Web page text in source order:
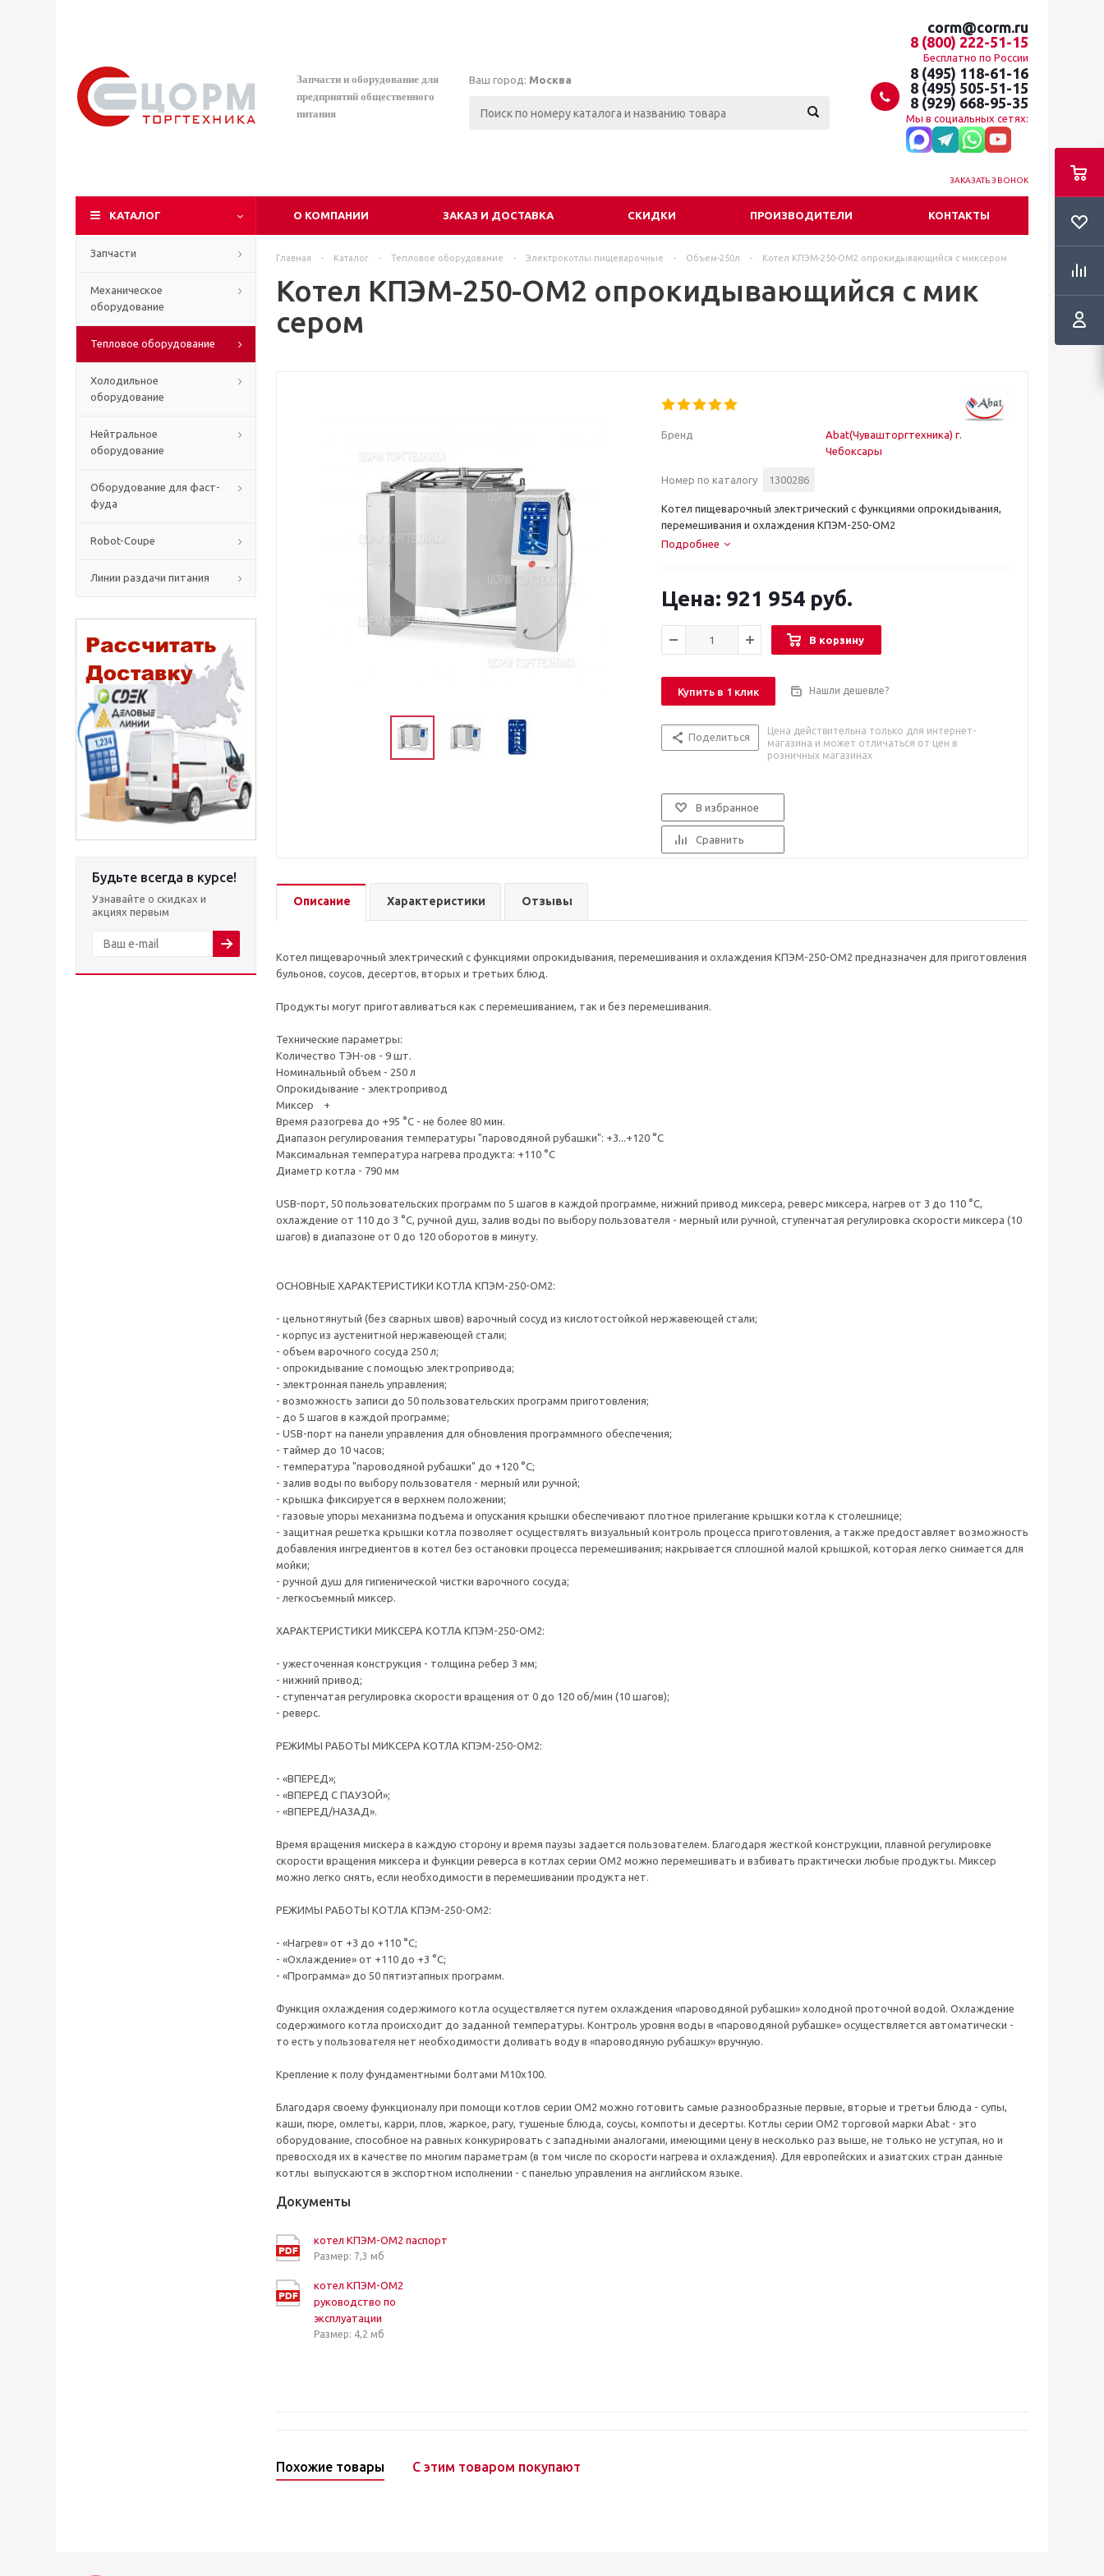
Запчасти и оборудование для
предприятий общественного
питания
Ваш город: Москва
corm@corm.ru
8 (800) 222-51-15
Бесплатно по России
8 (495) 118-61-16
8 (495) 505-51-15
8 (929) 668-95-35
Мы в социальных сетях:
ЗАКАЗАТЬ ЗВОНОК
КАТАЛОГ О КОМПАНИИ ЗАКАЗ И ДОСТАВКА СКИДКИ ПРОИЗВОДИТЕЛИ КОНТАКТЫ
Запчасти
Механическое
оборудование
Тепловое оборудование
Холодильное
оборудование
Нейтральное
оборудование
Оборудование для фаст-
фуда
Robot-Coupe
Линии раздачи питания
Будьте всегда в курсе!
Узнавайте о скидках и
акциях первым
Главная - Каталог - Тепловое оборудование - Электрокотлы пищеварочные - Объем-250л - Котел КПЭМ-250-ОМ2 опрокидывающийся с миксером
Котел КПЭМ-250-ОМ2 опрокидывающийся с мик
сером
Бренд
Abat(Чувашторгтехника) г.
Чебоксары
Номер по каталогу 1300286
Котел пищеварочный электрический с функциями опрокидывания,
перемешивания и охлаждения КПЭМ-250-ОМ2
Подробнее
921 954 руб.
В корзину
Купить в 1 клик Нашли дешевле?
Поделиться
Цена действительна только для интернет-
магазина и может отличаться от цен в
розничных магазинах
В избранное
Сравнить
Описание Характеристики Отзывы
Котел пищеварочный электрический с функциями опрокидывания, перемешивания и охлаждения КПЭМ-250-ОМ2 предназначен для приготовления
бульонов, соусов, десертов, вторых и третьих блюд.
Продукты могут приготавливаться как с перемешиванием, так и без перемешивания.
Технические параметры:
Количество ТЭН-ов - 9 шт.
Номинальный объем - 250 л
Опрокидывание - электропривод
Миксер +
Время разогрева до +95 °C - не более 80 мин.
Диапазон регулирования температуры "пароводяной рубашки": +3...+120 °C
Максимальная температура нагрева продукта: +110 °C
Диаметр котла - 790 мм
USB-порт, 50 пользовательских программ по 5 шагов в каждой программе, нижний привод миксера, реверс миксера, нагрев от 3 до 110 °С,
охлаждение от 110 до 3 °С, ручной душ, залив воды по выбору пользователя - мерный или ручной, ступенчатая регулировка скорости миксера (10
шагов) в диапазоне от 0 до 120 оборотов в минуту.
ОСНОВНЫЕ ХАРАКТЕРИСТИКИ КОТЛА КПЭМ-250-ОМ2:
- цельнотянутый (без сварных швов) варочный сосуд из кислотостойкой нержавеющей стали;
- корпус из аустенитной нержавеющей стали;
- объем варочного сосуда 250 л;
- опрокидывание с помощью электропривода;
- электронная панель управления;
- возможность записи до 50 пользовательских программ приготовления;
- до 5 шагов в каждой программе;
- USB-порт на панели управления для обновления программного обеспечения;
- таймер до 10 часов;
- температура "пароводяной рубашки" до +120 °С;
- залив воды по выбору пользователя - мерный или ручной;
- крышка фиксируется в верхнем положении;
- газовые упоры механизма подъема и опускания крышки обеспечивают плотное прилегание крышки котла к столешнице;
- защитная решетка крышки котла позволяет осуществлять визуальный контроль процесса приготовления, а также предоставляет возможность
добавления ингредиентов в котел без остановки процесса перемешивания; накрывается сплошной малой крышкой, которая легко снимается для
мойки;
- ручной душ для гигиенической чистки варочного сосуда;
- легкосъемный миксер.
ХАРАКТЕРИСТИКИ МИКСЕРА КОТЛА КПЭМ-250-ОМ2:
- ужесточенная конструкция - толщина ребер 3 мм;
- нижний привод;
- ступенчатая регулировка скорости вращения от 0 до 120 об/мин (10 шагов);
- реверс.
РЕЖИМЫ РАБОТЫ МИКСЕРА КОТЛА КПЭМ-250-ОМ2:
- «ВПЕРЕД»;
- «ВПЕРЕД С ПАУЗОЙ»;
- «ВПЕРЕД/НАЗАД».
Время вращения мискера в каждую сторону и время паузы задается пользователем. Благодаря жесткой конструкции, плавной регулировке
скорости вращения миксера и функции реверса в котлах серии ОМ2 можно перемешивать и взбивать практически любые продукты. Миксер
можно легко снять, если необходимости в перемешивании продукта нет.
РЕЖИМЫ РАБОТЫ КОТЛА КПЭМ-250-ОМ2:
- «Нагрев» от +3 до +110 °С;
- «Охлаждение» от +110 до +3 °С;
- «Программа» до 50 пятиэтапных программ.
Функция охлаждения содержимого котла осуществляется путем охлаждения «пароводяной рубашки» холодной проточной водой. Охлаждение
содержимого котла происходит до заданной температуры. Контроль уровня воды в «пароводяной рубашке» осуществляется автоматически -
то есть у пользователя нет необходимости доливать воду в «пароводяную рубашку» вручную.
Крепление к полу фундаментными болтами М10х100.
Благодаря своему функционалу при помощи котлов серии ОМ2 можно готовить самые разнообразные первые, вторые и третьи блюда - супы,
каши, пюре, омлеты, карри, плов, жаркое, рагу, тушеные блюда, соусы, компоты и десерты. Котлы серии ОМ2 торговой марки Abat - это
оборудование, способное на равных конкурировать с западными аналогами, имеющими цену в несколько раз выше, не только не уступая, но и
превосходя их в качестве по многим параметрам (в том числе по скорости нагрева и охлаждения). Для европейских и азиатских стран данные
котлы выпускаются в экспортном исполнении - с панелью управления на английском языке.
Документы
котел КПЭМ-ОМ2 паспорт
Размер: 7,3 мб
котел КПЭМ-ОМ2
руководство по
эксплуатации
Размер: 4,2 мб
Похожие товары С этим товаром покупают